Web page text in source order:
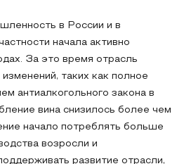
в России и в
начала активно
За это время отрасль
таких как полное
антиалкогольного закона в
вина снизилось более чем
начало потреблять больше
возросли и
развитие отрасли,